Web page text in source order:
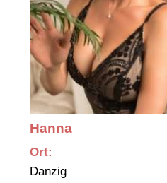
Hanna
Ort:
Danzig